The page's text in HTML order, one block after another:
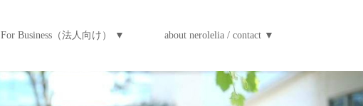
For Business（法人向け） ▼ about nerolelia / contact ▼